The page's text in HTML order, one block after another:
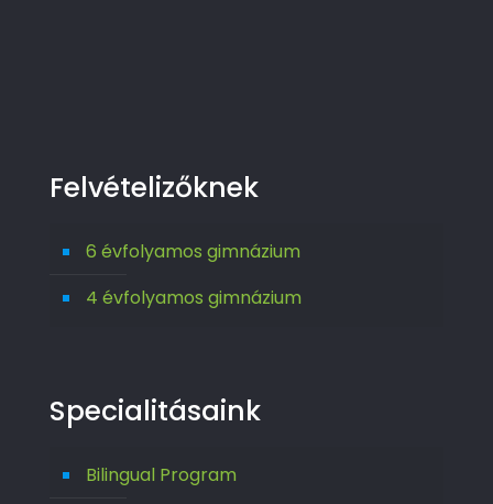
Felvételizőknek
6 évfolyamos gimnázium
4 évfolyamos gimnázium
Specialitásaink
Bilingual Program